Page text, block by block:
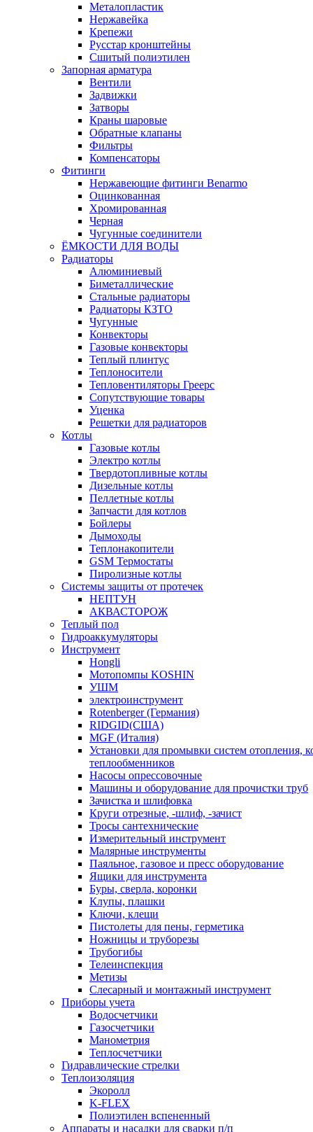
Металопластик
Нержавейка
Крепежи
Русстар кронштейны
Сшитый полиэтилен
Запорная арматура
Вентили
Задвижки
Затворы
Краны шаровые
Обратные клапаны
Фильтры
Компенсаторы
Фитинги
Нержавеющие фитинги Benarmo
Оцинкованная
Хромированная
Черная
Чугунные соединители
ЁМКОСТИ ДЛЯ ВОДЫ
Радиаторы
Алюминиевый
Биметаллические
Стальные радиаторы
Радиаторы КЗТО
Чугунные
Конвекторы
Газовые конвекторы
Теплый плинтус
Теплоносители
Тепловентиляторы Греерс
Сопутствующие товары
Уценка
Решетки для радиаторов
Котлы
Газовые котлы
Электро котлы
Твердотопливные котлы
Дизельные котлы
Пеллетные котлы
Запчасти для котлов
Бойлеры
Дымоходы
Теплонакопители
GSM Термостаты
Пиролизные котлы
Системы защиты от протечек
НЕПТУН
АКВАСТОРОЖ
Теплый пол
Гидроаккумуляторы
Инструмент
Hongli
Мотопомпы KOSHIN
УШМ
электроинструмент
Rotenberger (Германия)
RIDGID(США)
MGF (Италия)
Установки для промывки систем отопления,
теплообменников
Насосы опрессовочные
Машины и оборудование для прочистки труб
Зачистка и шлифовка
Круги отрезные, -шлиф, -зачист
Тросы сантехнические
Измерительный инструмент
Малярные инструменты
Паяльное, газовое и пресс оборудование
Ящики для инструмента
Буры, сверла, коронки
Клупы, плашки
Ключи, клещи
Пистолеты для пены, герметика
Ножницы и труборезы
Трубогибы
Телеинспекция
Метизы
Слесарный и монтажный инструмент
Приборы учета
Водосчетчики
Газосчетчики
Манометрия
Теплосчетчики
Гидравлические стрелки
Теплоизоляция
Экоролл
K-FLEX
Полиэтилен вспененный
Аппараты и насадки для сварки п/п